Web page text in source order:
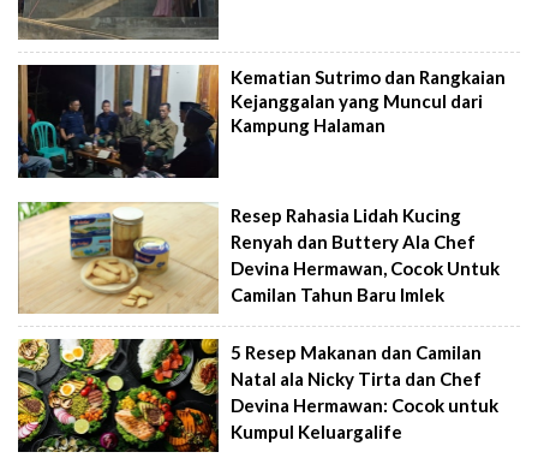
Kematian Sutrimo dan Rangkaian
Kejanggalan yang Muncul dari
Kampung Halaman
Resep Rahasia Lidah Kucing
Renyah dan Buttery Ala Chef
Devina Hermawan, Cocok Untuk
Camilan Tahun Baru Imlek
5 Resep Makanan dan Camilan
Natal ala Nicky Tirta dan Chef
Devina Hermawan: Cocok untuk
Kumpul Keluargalife